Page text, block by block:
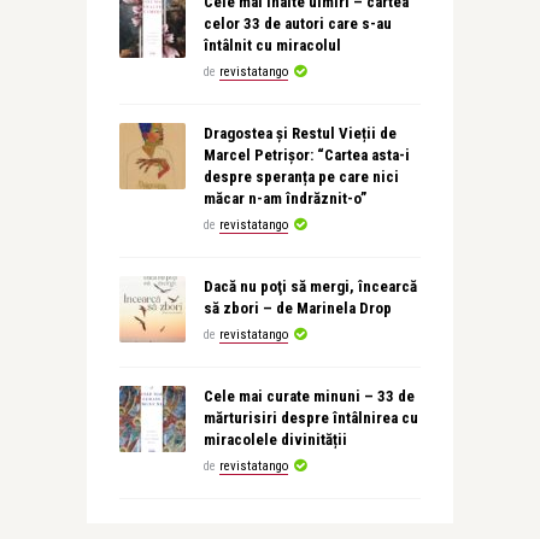
celor 33 de autori care s-au
întâlnit cu miracolul
de revistatango
Dragostea și Restul Vieții de
Marcel Petrișor: “Cartea asta-i
despre speranța pe care nici
măcar n-am îndrăznit-o”
de revistatango
Dacă nu poţi să mergi, încearcă
să zbori – de Marinela Drop
de revistatango
Cele mai curate minuni – 33 de
mărturisiri despre întâlnirea cu
miracolele divinității
de revistatango